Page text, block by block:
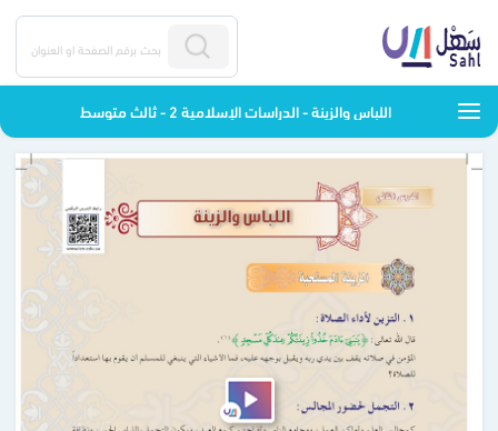
اللباس والزينة - الدراسات الإسلامية 2 - ثالث متوسط